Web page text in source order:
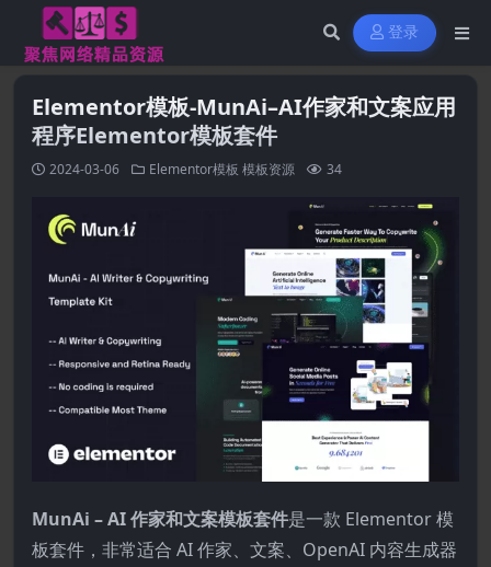
登录
Elementor模板-MunAi–AI作家和文案应用
程序Elementor模板套件
2024-03-06 Elementor模板 模板资源 34
MunAi – AI 作家和文案模板套件是一款 Elementor 模
板套件，非常适合 AI 作家、文案、OpenAI 内容生成器